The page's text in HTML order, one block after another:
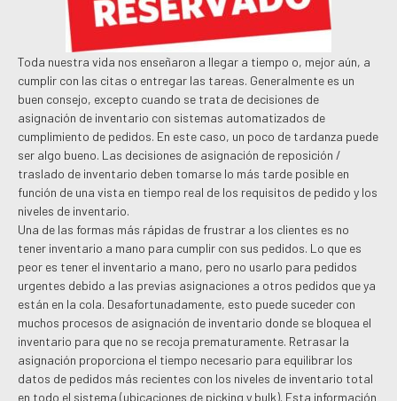
Toda nuestra vida nos enseñaron a llegar a tiempo o, mejor aún, a
cumplir con las citas o entregar las tareas. Generalmente es un
buen consejo, excepto cuando se trata de decisiones de
asignación de inventario con sistemas automatizados de
cumplimiento de pedidos. En este caso, un poco de tardanza puede
ser algo bueno. Las decisiones de asignación de reposición /
traslado de inventario deben tomarse lo más tarde posible en
función de una vista en tiempo real de los requisitos de pedido y los
niveles de inventario.
Una de las formas más rápidas de frustrar a los clientes es no
tener inventario a mano para cumplir con sus pedidos. Lo que es
peor es tener el inventario a mano, pero no usarlo para pedidos
urgentes debido a las previas asignaciones a otros pedidos que ya
están en la cola. Desafortunadamente, esto puede suceder con
muchos procesos de asignación de inventario donde se bloquea el
inventario para que no se recoja prematuramente. Retrasar la
asignación proporciona el tiempo necesario para equilibrar los
datos de pedidos más recientes con los niveles de inventario total
en todo el sistema (ubicaciones de picking y bulk). Esta información